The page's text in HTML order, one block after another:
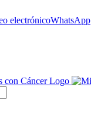
electrónicoWhatsApp